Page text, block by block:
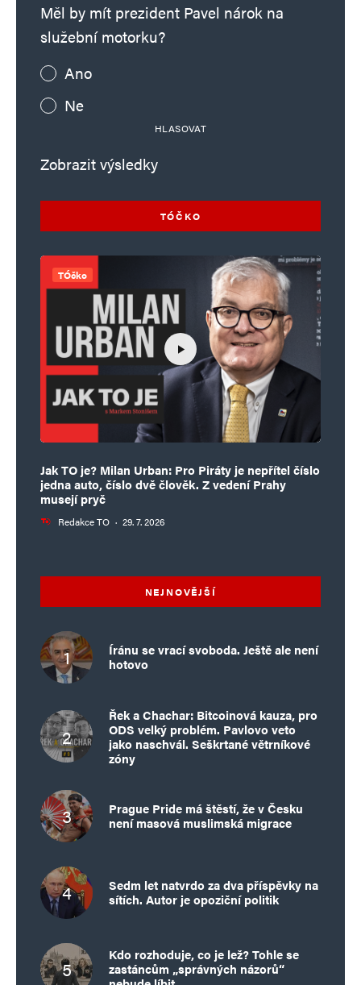
Měl by mít prezident Pavel nárok na
služební motorku?
Ano
Ne
HLASOVAT
Zobrazit výsledky
TÓČKO
TÓčko
Jak TO je? Milan Urban: Pro Piráty je nepřítel číslo
jedna auto, číslo dvě člověk. Z vedení Prahy
musejí pryč
Redakce TO · 29. 7. 2026
NEJNOVĚJŠÍ
Íránu se vrací svoboda. Ještě ale není
hotovo
Řek a Chachar: Bitcoinová kauza, pro
ODS velký problém. Pavlovo veto
jako naschvál. Seškrtané větrníkové
zóny
Prague Pride má štěstí, že v Česku
není masová muslimská migrace
Sedm let natvrdo za dva příspěvky na
sítích. Autor je opoziční politik
Kdo rozhoduje, co je lež? Tohle se
zastáncům „správných názorů“